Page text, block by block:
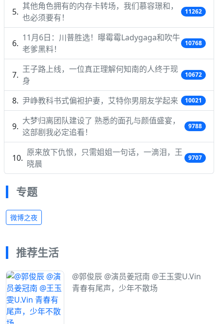
其他角色拥有的内存卡转场，我们慕容璟和，
也必须要有！
11262
11月6日：川普胜选！曝霉霉Ladygaga和吹牛
老爹黑料！
10768
王子路上线，一位真正理解何知南的人终于现
身
10672
尹峥教科书式偏袒护妻，艾特你男朋友学起来 10021
大梦归离团队建设了 熟悉的面孔与颜值盛宴，
这部剧我必定追看！
9788
原来放下仇恨，只需姐姐一句话，一滴泪，王
晓晨
9707
专题
微博之夜
推荐生活
@郭俊辰 @演员姜冠南 @王玉雯U.Vin
青春有尾声，少年不散场